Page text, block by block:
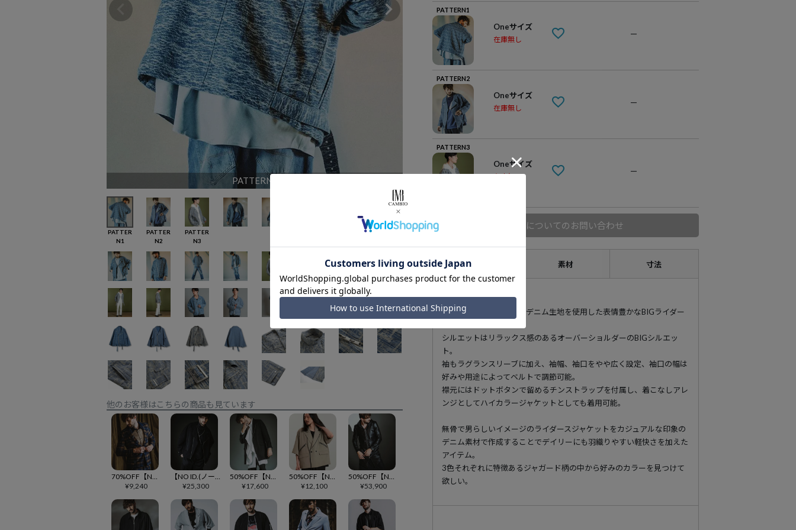
PATTERN1
PATTER
N1
PATTER
N2
PATTER
N3
他のお客様はこちらの商品も見ています
70%OFF【NO ID.(ノーアイディー)】ZIPﾃｰﾗｰﾄﾞJKT ジャケット(855006-878J)
¥9,240
【NO ID.(ノーアイディー)】BIGﾗｲﾀﾞｰｽJKT ジャケット(858006-413B)
¥25,300
50%OFF【NO ID.(ノーアイディー)】ﾁｪﾝｼﾞﾝｸﾞZIP-2BﾁｪｽﾀｰJKT ジャケット(457006-353J)
¥17,600
50%OFF【NO ID.(ノーアイディー)】ﾊｰﾌｽﾘｰﾌﾞﾗｲﾀﾞｰｽ1B-JKT ジャケット(856006-231J)
¥12,100
50%OFF【NO ID.(ノーアイディー)】ｼｰﾌﾟﾚｻﾞｰﾌｰﾄﾞJKT ジャケット(857030-301L)
¥53,900
PATTERN1
Oneサイズ
在庫無し
—
PATTERN2
Oneサイズ
在庫無し
—
PATTERN3
Oneサイズ
在庫無し
—
商品についてのお問い合わせ
アイテム説明 素材 寸法
立体的なジャガード織のデニム生地を使用した表情豊かなBIGライダー
シルエットはリラックス感のあるオーバーショルダーのBIGシルエッ
ト。
袖もラグランスリーブに加え、袖幅、袖口をやや広く設定、袖口の幅は
好みや用途によってベルトで調節可能。
襟元にはドットボタンで留めるチンストラップを付属し、着こなしアレ
ンジとしてハイカラージャケットとしても着用可能。
無骨で男らしいイメージのライダースジャケットをカジュアルな印象の
デニム素材で作成することでデイリーにも羽織りやすい軽快さを加えた
アイテム。
3色それぞれに特徴あるジャガード柄の中から好みのカラーを見つけて
欲しい。